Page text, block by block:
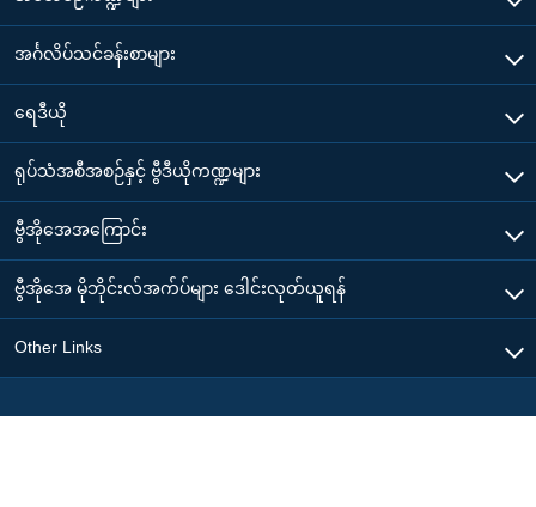
အင်္ဂလိပ်သင်ခန်းစာများ
ရေဒီယို
ရုပ်သံအစီအစဉ်နှင့် ဗွီဒီယိုကဏ္ဍများ
ဗွီအိုအေအကြောင်း
ဗွီအိုအေ မိုဘိုင်းလ်အက်ပ်များ ဒေါင်းလုတ်ယူရန်
Other Links